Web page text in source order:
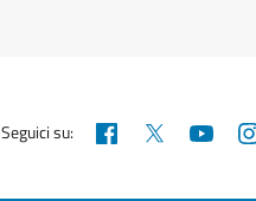
Seguici su: Facebook